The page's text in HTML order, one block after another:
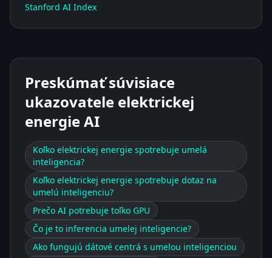
Stanford AI Index
Preskúmať súvisiace
ukazovatele elektrickej
energie AI
Koľko elektrickej energie spotrebuje umelá
inteligencia?
Koľko elektrickej energie spotrebuje dotaz na
umelú inteligenciu?
Prečo AI potrebuje toľko GPU
Čo je to inferencia umelej inteligencie?
Ako fungujú dátové centrá s umelou inteligenciou